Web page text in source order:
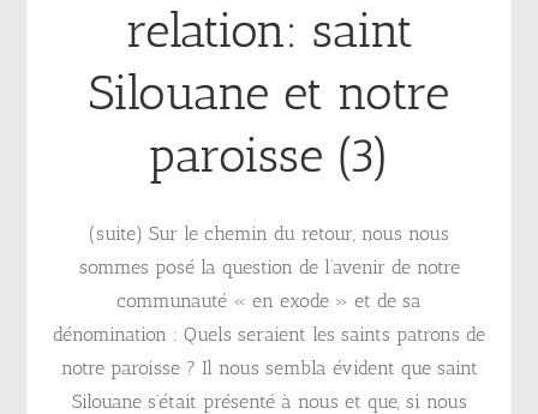
relation: saint
Silouane et notre
paroisse (3)
(suite) Sur le chemin du retour, nous nous
sommes posé la question de l’avenir de notre
communauté « en exode » et de sa
dénomination : Quels seraient les saints patrons de
notre paroisse ? Il nous sembla évident que saint
Silouane s’était présenté à nous et que, si nous